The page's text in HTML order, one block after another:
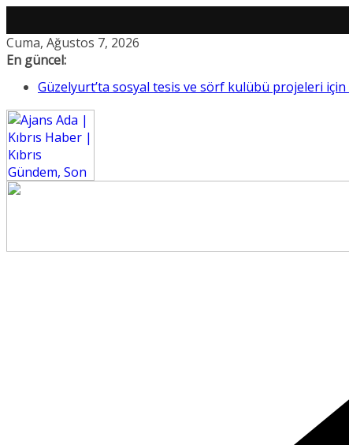
Skip
to
Cuma, Ağustos 7, 2026
En güncel:
Güzelyurt’ta sosyal tesis ve sörf kulübü projeleri için
CTP: “Elektrik enerjisindeki plansızlık halkı
Üstel’den Hacıhasanoğlu için taziye mesajı:
Tartıştığı kişiye yumruk atıp elmacık kemiğini kıran
Polisiye olaylar…